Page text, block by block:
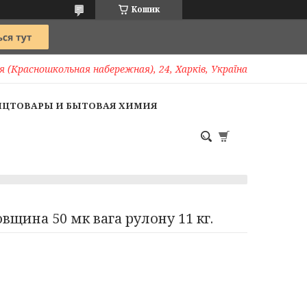
Кошик
(Красношкольная набережная), 24, Харків, Україна
И БЫТОВАЯ ХИМИЯ
50 мк вага рулону 11 кг.